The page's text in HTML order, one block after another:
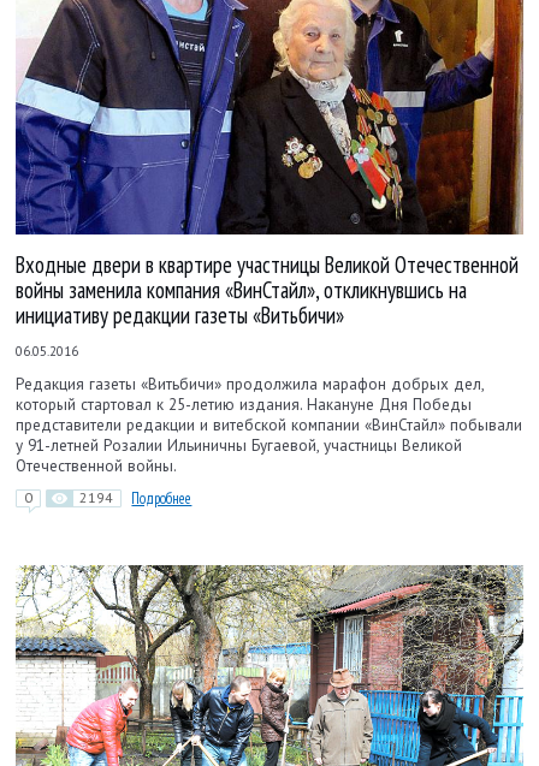
Входные двери в квартире участницы Великой Отечественной
войны заменила компания «ВинСтайл», откликнувшись на
инициативу редакции газеты «Витьбичи»
06.05.2016
Редакция газеты «Витьбичи» продолжила марафон добрых дел,
который стартовал к 25-летию издания. Накануне Дня Победы
представители редакции и витебской компании «ВинСтайл» побывали
у 91-летней Розалии Ильиничны Бугаевой, участницы Великой
Отечественной войны.
0 2194 Подробнее